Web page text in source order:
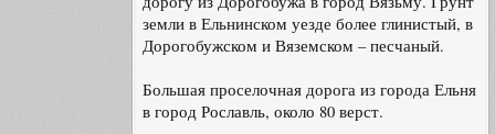
земли в Ельнинском уезде более глинистый, в
Дорогобужском и Вяземском – песчаный.
Большая проселочная дорога из города Ельня
в город Рославль, около 80 верст.